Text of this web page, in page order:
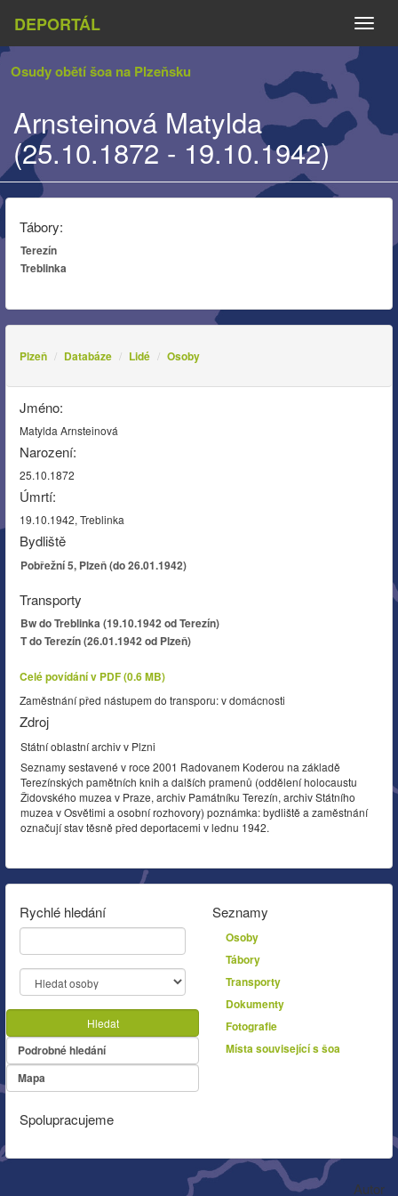
DEPORTÁL
Osudy obětí šoa na Plzeňsku
Arnsteinová Matylda
(25.10.1872 - 19.10.1942)
Tábory:
Terezín
Treblinka
Plzeň Databáze Lidé Osoby
Jméno:
Matylda Arnsteinová
Narození:
25.10.1872
Úmrtí:
19.10.1942, Treblinka
Bydliště
Pobřežní 5, Plzeň (do 26.01.1942)
Transporty
Bw do Treblinka (19.10.1942 od Terezín)
T do Terezín (26.01.1942 od Plzeň)
Celé povídání v PDF (0.6 MB)
Zaměstnání před nástupem do transporu: v domácnosti
Zdroj
Státní oblastní archiv v Plzni
Seznamy sestavené v roce 2001 Radovanem Koderou na základě
Terezínských pamětních knih a dalších pramenů (oddělení holocaustu
Židovského muzea v Praze, archiv Památníku Terezín, archiv Státního
muzea v Osvětimi a osobní rozhovory) poznámka: bydliště a zaměstnání
označují stav těsně před deportacemi v lednu 1942.
Rychlé hledání
Hledat
Podrobné hledání
Mapa
Seznamy
Osoby
Tábory
Transporty
Dokumenty
Fotografie
Místa související s šoa
Spolupracujeme
Autor